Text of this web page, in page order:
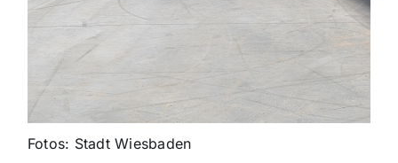
Fotos: Stadt Wiesbaden